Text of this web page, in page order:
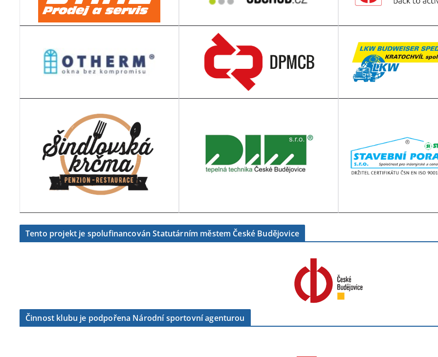
Tento projekt je spolufinancován Statutárním městem České Budějovice
Činnost klubu je podpořena Národní sportovní agenturou